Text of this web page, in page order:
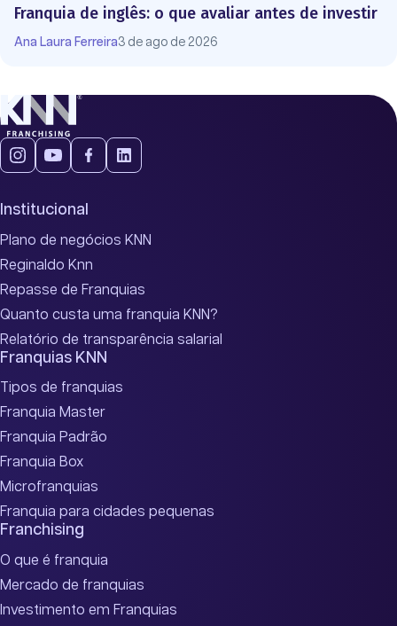
Franquia de inglês: o que avaliar antes de investir
Ana Laura Ferreira3 de ago de 2026
Institucional
Plano de negócios KNN
Reginaldo Knn
Repasse de Franquias
Quanto custa uma franquia KNN?
Relatório de transparência salarial
Franquias KNN
Tipos de franquias
Franquia Master
Franquia Padrão
Franquia Box
Microfranquias
Franquia para cidades pequenas
Franchising
O que é franquia
Mercado de franquias
Investimento em Franquias